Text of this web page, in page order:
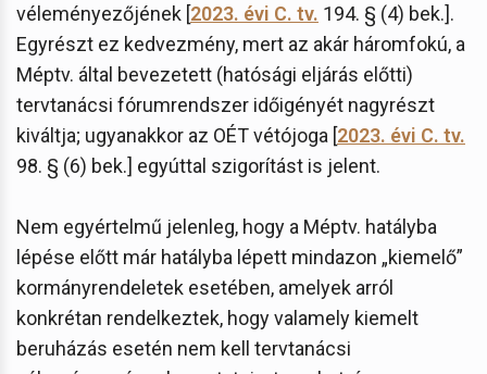
véleményezőjének [2023. évi C. tv. 194. § (4) bek.].
Egyrészt ez kedvezmény, mert az akár háromfokú, a
Méptv. által bevezetett (hatósági eljárás előtti)
tervtanácsi fórumrendszer időigényét nagyrészt
kiváltja; ugyanakkor az OÉT vétójoga [2023. évi C. tv.
98. § (6) bek.] egyúttal szigorítást is jelent.
Nem egyértelmű jelenleg, hogy a Méptv. hatályba
lépése előtt már hatályba lépett mindazon „kiemelő”
kormányrendeletek esetében, amelyek arról
konkrétan rendelkeztek, hogy valamely kiemelt
beruházás esetén nem kell tervtanácsi